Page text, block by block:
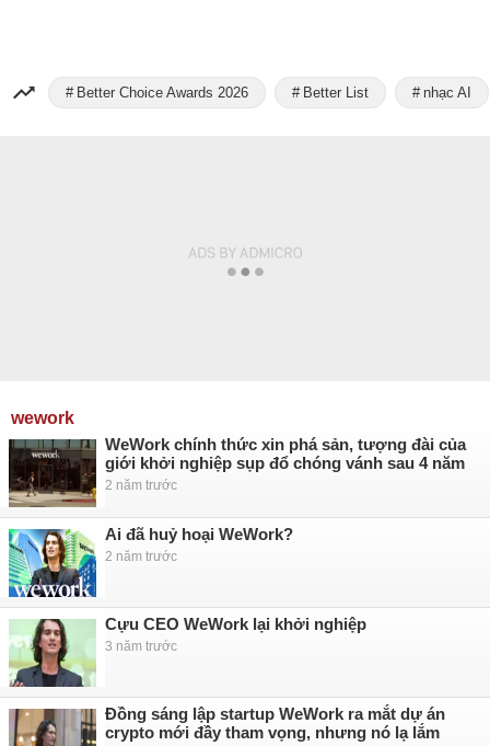
Better Choice Awards 2026 Better List nhạc AI
wework
WeWork chính thức xin phá sản, tượng đài của
giới khởi nghiệp sụp đổ chóng vánh sau 4 năm
2 năm trước
Ai đã huỷ hoại WeWork?
2 năm trước
Cựu CEO WeWork lại khởi nghiệp
3 năm trước
Đồng sáng lập startup WeWork ra mắt dự án
crypto mới đầy tham vọng, nhưng nó lạ lắm